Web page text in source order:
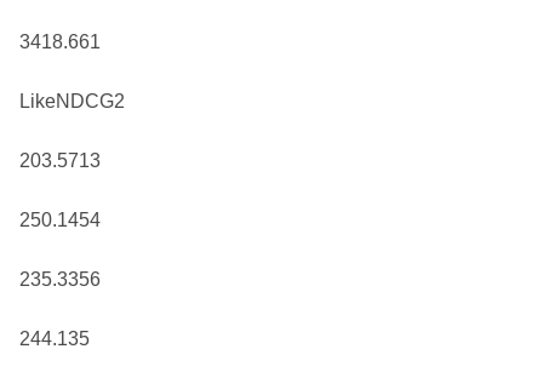
3418.661
LikeNDCG2
203.5713
250.1454
235.3356
244.135